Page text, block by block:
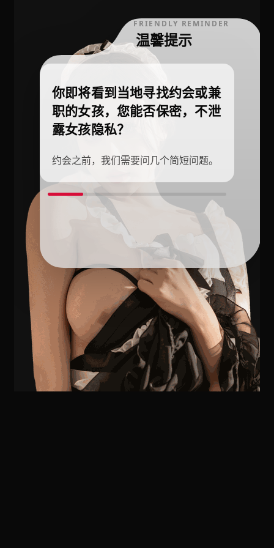
FRIENDLY REMINDER
温馨提示
你即将看到当地寻找约会或兼
职的女孩，您能否保密，不泄
露女孩隐私？
约会之前，我们需要问几个简短问题。